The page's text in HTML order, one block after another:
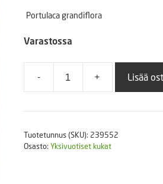
Portulaca grandiflora
Varastossa
-
Koristeportulakka
F1
s.
+ Lisää
Tuotetunnus (SKU): 239552
Osasto: Yksivuotiset kukat